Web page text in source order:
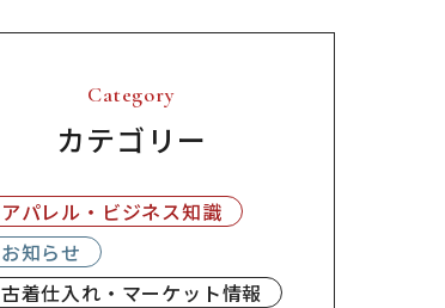
Category
カテゴリー
アパレル・ビジネス知識
お知らせ
古着仕入れ・マーケット情報